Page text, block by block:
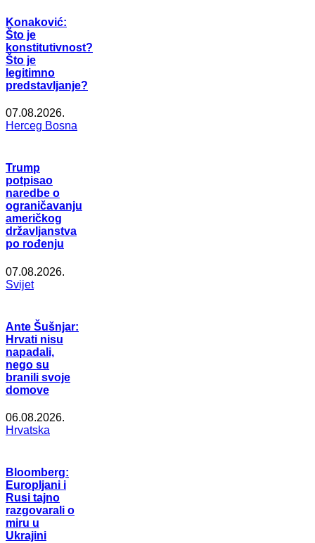
Konaković:
Što je
konstitutivnost?
Što je
legitimno
predstavljanje?
07.08.2026.
Herceg Bosna
Trump
potpisao
naredbe o
ograničavanju
američkog
državljanstva
po rođenju
07.08.2026.
Svijet
Ante Šušnjar:
Hrvati nisu
napadali,
nego su
branili svoje
domove
06.08.2026.
Hrvatska
Bloomberg:
Europljani i
Rusi tajno
razgovarali o
miru u
Ukrajini